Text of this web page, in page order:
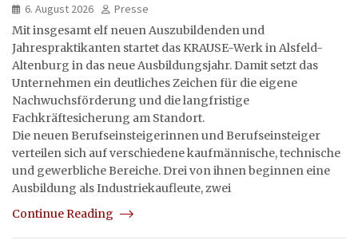
6. August 2026
Presse
Mit insgesamt elf neuen Auszubildenden und
Jahrespraktikanten startet das KRAUSE-Werk in Alsfeld-
Altenburg in das neue Ausbildungsjahr. Damit setzt das
Unternehmen ein deutliches Zeichen für die eigene
Nachwuchsförderung und die langfristige
Fachkräftesicherung am Standort.
Die neuen Berufseinsteigerinnen und Berufseinsteiger
verteilen sich auf verschiedene kaufmännische, technische
und gewerbliche Bereiche. Drei von ihnen beginnen eine
Ausbildung als Industriekaufleute, zwei
Continue Reading